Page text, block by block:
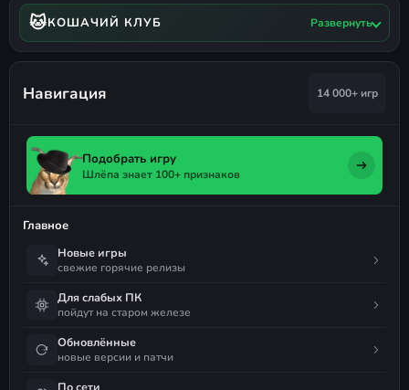
🐱КОШАЧИЙ КЛУБ Развернуть
Навигация 14 000+ игр
Подобрать игру
Шлёпа знает 100+ признаков
Главное
Новые игры
свежие горячие релизы
Для слабых ПК
пойдут на старом железе
Обновлённые
новые версии и патчи